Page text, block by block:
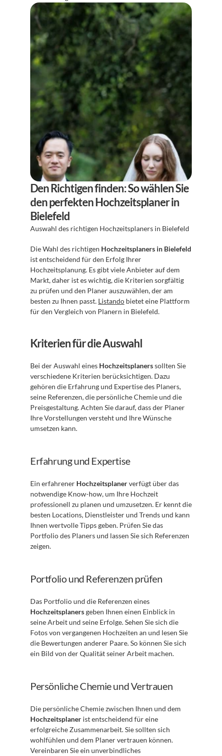
Den Richtigen finden: So wählen Sie
den perfekten Hochzeitsplaner in
Bielefeld
Auswahl des richtigen Hochzeitsplaners in Bielefeld
Die Wahl des richtigen Hochzeitsplaners in Bielefeld
ist entscheidend für den Erfolg Ihrer
Hochzeitsplanung. Es gibt viele Anbieter auf dem
Markt, daher ist es wichtig, die Kriterien sorgfältig
zu prüfen und den Planer auszuwählen, der am
besten zu Ihnen passt. Listando bietet eine Plattform
für den Vergleich von Planern in Bielefeld.
Kriterien für die Auswahl
Bei der Auswahl eines Hochzeitsplaners sollten Sie
verschiedene Kriterien berücksichtigen. Dazu
gehören die Erfahrung und Expertise des Planers,
seine Referenzen, die persönliche Chemie und die
Preisgestaltung. Achten Sie darauf, dass der Planer
Ihre Vorstellungen versteht und Ihre Wünsche
umsetzen kann.
Erfahrung und Expertise
Ein erfahrener Hochzeitsplaner verfügt über das
notwendige Know-how, um Ihre Hochzeit
professionell zu planen und umzusetzen. Er kennt die
besten Locations, Dienstleister und Trends und kann
Ihnen wertvolle Tipps geben. Prüfen Sie das
Portfolio des Planers und lassen Sie sich Referenzen
zeigen.
Portfolio und Referenzen prüfen
Hochzeitsplaners geben Ihnen einen Einblick in
seine Arbeit und seine Erfolge. Sehen Sie sich die
Fotos von vergangenen Hochzeiten an und lesen Sie
die Bewertungen anderer Paare. So können Sie sich
ein Bild von der Qualität seiner Arbeit machen.
Persönliche Chemie und Vertrauen
Hochzeitsplaner ist entscheidend für eine
erfolgreiche Zusammenarbeit. Sie sollten sich
wohlfühlen und dem Planer vertrauen können.
Vereinbaren Sie ein unverbindliches